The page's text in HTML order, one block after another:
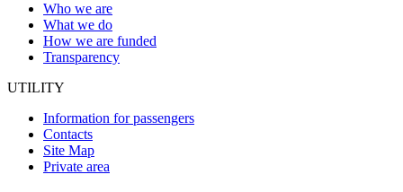
Who we are
What we do
How we are funded
Transparency
UTILITY
Information for passengers
Contacts
Site Map
Private area